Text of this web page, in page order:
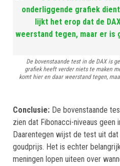
De bovenstaande test in de DAX is
grafiek heeft verder niets te maken
komt hier en daar weerstand tegen,
Conclusie: De bovenstaande
zien dat Fibonacci-niveaus geen
Daarentegen wijst de test uit
goudprijs. Het is echter
meningen lopen uiteen over